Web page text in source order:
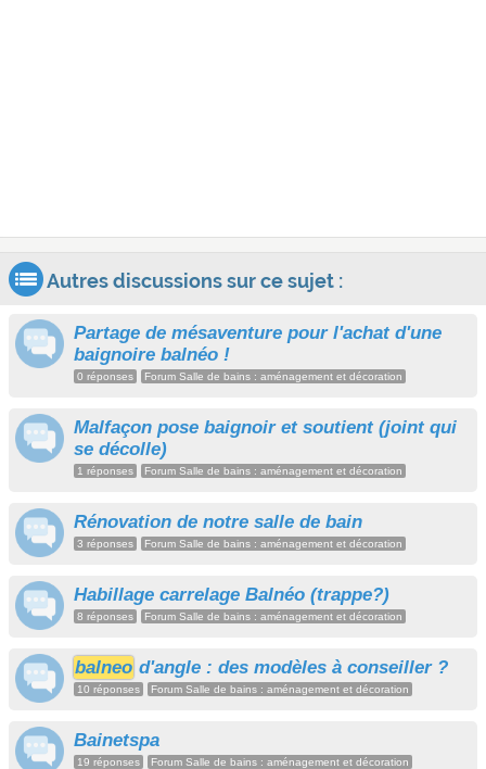
Autres discussions sur ce sujet :
Partage de mésaventure pour l'achat d'une
baignoire balnéo !
0 réponses Forum Salle de bains : aménagement et décoration
Malfaçon pose baignoir et soutient (joint qui
se décolle)
1 réponses Forum Salle de bains : aménagement et décoration
Rénovation de notre salle de bain
3 réponses Forum Salle de bains : aménagement et décoration
Habillage carrelage Balnéo (trappe?)
8 réponses Forum Salle de bains : aménagement et décoration
balneo d'angle : des modèles à conseiller ?
10 réponses Forum Salle de bains : aménagement et décoration
Bainetspa
19 réponses Forum Salle de bains : aménagement et décoration